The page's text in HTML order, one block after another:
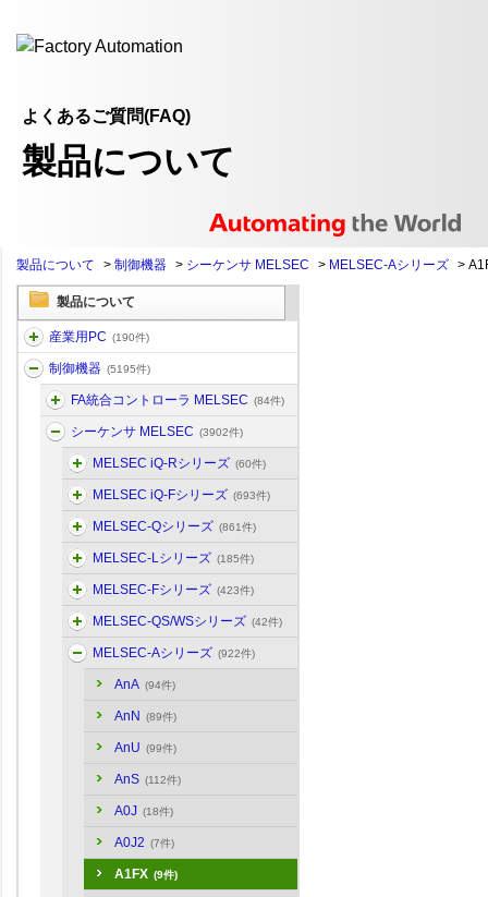
よくあるご質問(FAQ)
製品について
製品について > 制御機器 > シーケンサ MELSEC > MELSEC-Aシリーズ >
製品について
産業用PC (190件)
制御機器 (5195件)
FA統合コントローラ MELSEC (84件)
シーケンサ MELSEC (3902件)
MELSEC iQ-Rシリーズ (60件)
MELSEC iQ-Fシリーズ (693件)
MELSEC-Qシリーズ (861件)
MELSEC-Lシリーズ (185件)
MELSEC-Fシリーズ (423件)
MELSEC-QS/WSシリーズ (42件)
MELSEC-Aシリーズ (922件)
AnA (94件)
AnN (89件)
AnU (99件)
AnS (112件)
A0J (18件)
A0J2 (7件)
A1FX (9件)